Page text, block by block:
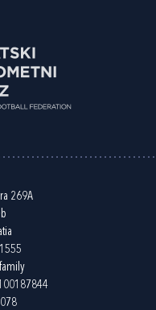
269A